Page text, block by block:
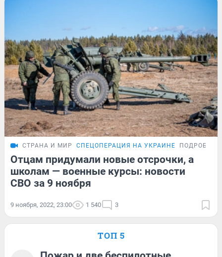
СТРАНА И МИР СПЕЦОПЕРАЦИЯ НА УКРАИНЕ
Отцам придумали новые отсрочки, а
школам — военные курсы: новости
СВО за 9 ноября
9 ноября, 2022, 23:00 1 540 3
ТОП 5